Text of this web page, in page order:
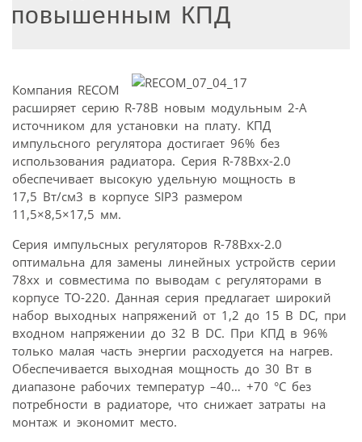
повышенным КПД
Компания RECOM
расширяет серию R-78B новым модульным 2-А
источником для установки на плату. КПД
импульсного регулятора достигает 96% без
использования радиатора. Серия R-78Bxx-2.0
обеспечивает высокую удельную мощность в
17,5 Вт/см3 в корпусе SIP3 размером
11,5×8,5×17,5 мм.
Серия импульсных регуляторов R-78Bxx-2.0
оптимальна для замены линейных устройств серии
78xx и совместима по выводам с регуляторами в
корпусе TO-220. Данная серия предлагает широкий
набор выходных напряжений от 1,2 до 15 В DC, при
входном напряжении до 32 В DC. При КПД в 96%
только малая часть энергии расходуется на нагрев.
Обеспечивается выходная мощность до 30 Вт в
диапазоне рабочих температур –40… +70 °C без
потребности в радиаторе, что снижает затраты на
монтаж и экономит место.